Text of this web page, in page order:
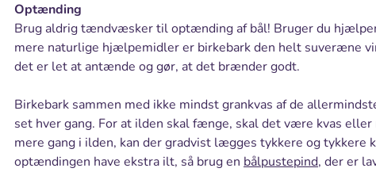
Optænding
Brug aldrig tændvæsker til optænding af bål! Bruger du
mere naturlige hjælpemidler er birkebark den helt suveræne
det er let at antænde og gør, at det brænder godt.
Birkebark sammen med ikke mindst grankvas af de
set hver gang. For at ilden skal fænge, skal det være kvas
mere gang i ilden, kan der gradvist lægges tykkere og tykkere
optændingen have ekstra ilt, så brug en bålpustepind, der er